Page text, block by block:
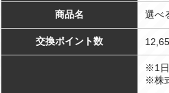
商品名 選べ
交換ポイント数
※1日
※株